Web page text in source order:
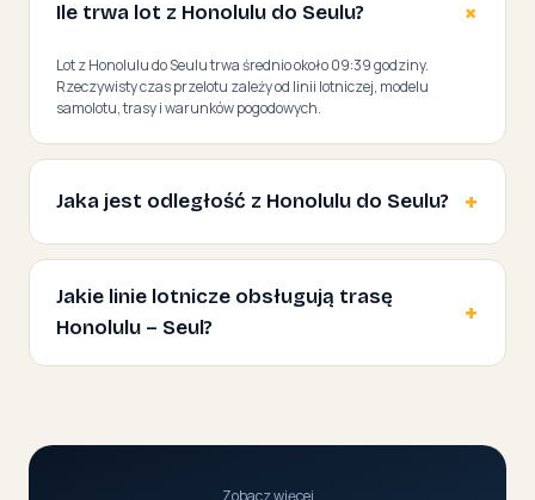
Ile trwa lot z Honolulu do Seulu?
Lot z Honolulu do Seulu trwa średnio około 09:39 godziny.
Rzeczywisty czas przelotu zależy od linii lotniczej, modelu
samolotu, trasy i warunków pogodowych.
Jaka jest odległość z Honolulu do Seulu?
Jakie linie lotnicze obsługują trasę
Honolulu – Seul?
Zobacz więcej